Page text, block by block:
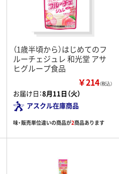
（1歳半頃から）はじめてのフ
ルーチェジュレ 和光堂 アサ
ヒグループ食品
￥214（税込）
お届け日：8月11日（火）
アスクル在庫商品
味・販売単位違いの商品が2商品あります